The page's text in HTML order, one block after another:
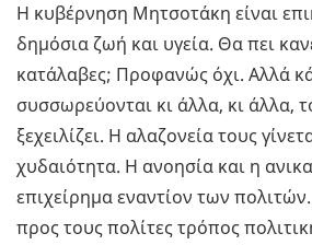
Η κυβέρνηση Μητσοτάκη είναι
δημόσια ζωή και υγεία. Θα πει
κατάλαβες; Προφανώς όχι. Αλλά
συσσωρεύονται κι άλλα, κι άλλα,
ξεχειλίζει. Η αλαζονεία τους
χυδαιότητα. Η ανοησία και η
επιχείρημα εναντίον των
προς τους πολίτες τρόπος